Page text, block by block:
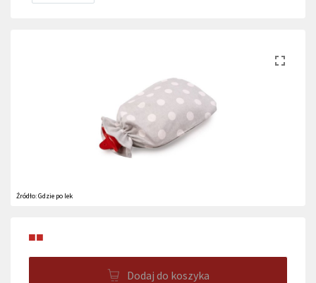
Źródło:Gdzie po lek
■■
Dodaj do koszyka